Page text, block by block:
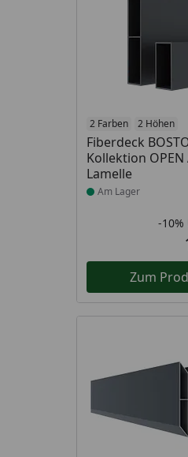
2 Farben 2 Höhen
Fiberdeck
Kollektion
Lamelle
Produkt am Lager
Am Lager
-10%
Zum